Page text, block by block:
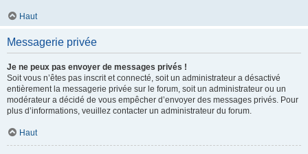
Haut
Messagerie privée
Je ne peux pas envoyer de messages privés !
Soit vous n’êtes pas inscrit et connecté, soit un administrateur a désactivé
entièrement la messagerie privée sur le forum, soit un administrateur ou un
modérateur a décidé de vous empêcher d’envoyer des messages privés. Pour
plus d’informations, veuillez contacter un administrateur du forum.
Haut